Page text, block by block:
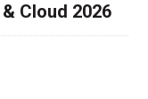
Cloud 2026